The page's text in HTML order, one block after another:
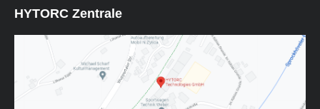
HYTORC Zentrale